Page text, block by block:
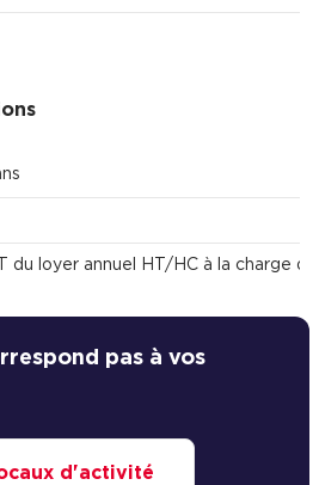
du loyer annuel HT/HC à la charge
pas à vos
d'activité